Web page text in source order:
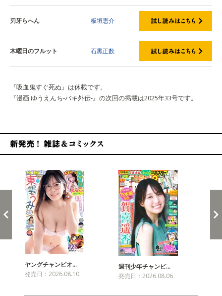
刃牙らへん 板垣恵介
木曜日のフルット 石黒正数
『吸血鬼すぐ死ぬ』は休載です。
『漫画 ゆうえんち-バキ外伝-』の次回の掲載は2025年33号です。
ヤングチャンピオ…
発売日：2026.08.10
週刊少年チャンピ…
発売日：2026.08.06